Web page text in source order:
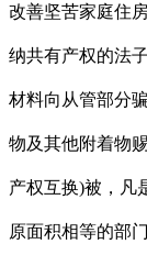
改善坚苦家庭住
纳共有产权的法
材料向从管部分
物及其他附着物
产权互换)被，凡
原面积相等的部